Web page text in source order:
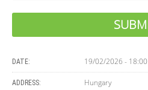
DATE: 19/02/2026 - 18:00
ADDRESS: Hungary